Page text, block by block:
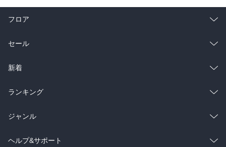
フロア
総合
ラノベ
雑誌・グラビア
BL・TL
セール
総合
ラノベ
雑誌・グラビア
BL・TL
新着
総合
ラノベ
雑誌・グラビア
ランキング
総合
ラノベ
ジャンル
コミック
ヘルプ&サポート